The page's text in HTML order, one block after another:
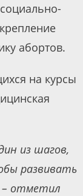
абортов.
на курсы
из шагов,
развивать
– отметил